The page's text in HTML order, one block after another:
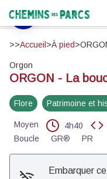
Chemins des Parcs
>>Accueil >À pied>
Orgon
ORGON - La
Flore Patrimoine et
Moyen 4h40
Boucle
GR® PR
Embarquer